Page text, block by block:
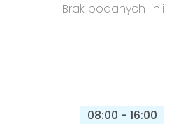
Brak podanych linii
08:00 - 16:00